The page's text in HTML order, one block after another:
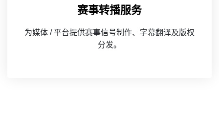
赛事转播服务
为媒体 / 平台提供赛事信号制作、字幕翻译及版权
分发。